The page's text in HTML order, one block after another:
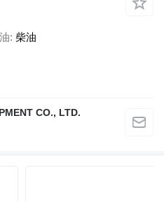
柴油
CO., LTD.